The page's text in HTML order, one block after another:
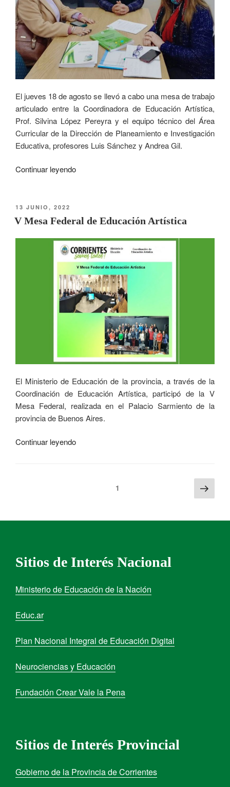
El jueves 18 de agosto se llevó a cabo una mesa de trabajo
articulado entre la Coordinadora de Educación Artística,
Prof. Silvina López Pereyra y el equipo técnico del Área
Curricular de la Dirección de Planeamiento e Investigación
Educativa, profesores Luis Sánchez y Andrea Gil.
Continuar leyendo
13 JUNIO, 2022
V Mesa Federal de Educación Artística
El Ministerio de Educación de la provincia, a través de la
Coordinación de Educación Artística, participó de la V
Mesa Federal, realizada en el Palacio Sarmiento de la
provincia de Buenos Aires.
Continuar leyendo
1
Sitios de Interés Nacional
Ministerio de Educación de la Nación
Educ.ar
Plan Nacional Integral de Educación Digital
Neurociencias y Educación
Fundación Crear Vale la Pena
Sitios de Interés Provincial
Gobierno de la Provincia de Corrientes